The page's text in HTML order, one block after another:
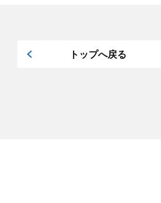
トップへ戻る